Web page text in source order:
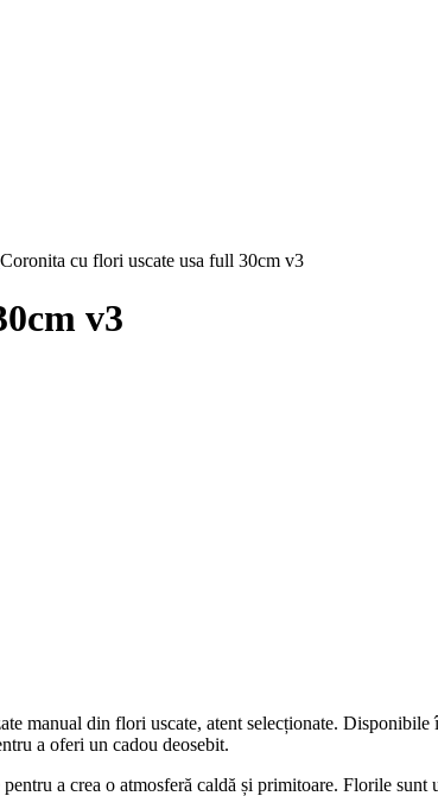
Coronita cu flori uscate usa full 30cm v3
v3
manual din flori uscate, atent selecționate.
a oferi un cadou deosebit.
a crea o atmosferă caldă și primitoare. Florile